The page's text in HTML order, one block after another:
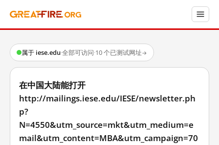
属于 iese.edu·全部可访问·10 个已测试网址→
在中国大陆能打开
http://mailings.iese.edu/IESE/newsletter.ph
p?
N=4550&utm_source=mkt&utm_medium=e
mail&utm_content=MBA&utm_campaign=70